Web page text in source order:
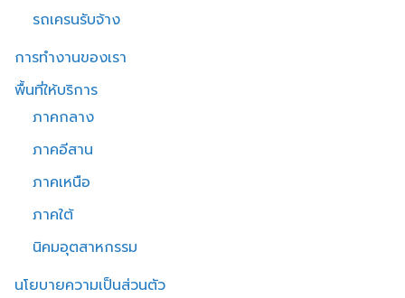
รถเครนรับจ้าง
การทำงานของเรา
พื้นที่ให้บริการ
ภาคกลาง
ภาคอีสาน
ภาคเหนือ
ภาคใต้
นิคมอุตสาหกรรม
นโยบายความเป็นส่วนตัว